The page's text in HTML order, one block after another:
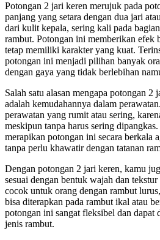
Potongan 2 jari keren merujuk pada
panjang yang setara dengan dua jari
dari kulit kepala, sering kali pada
rambut. Potongan ini memberikan efek
tetap memiliki karakter yang kuat.
potongan ini menjadi pilihan banyak
dengan gaya yang tidak berlebihan
Salah satu alasan mengapa potongan 2
adalah kemudahannya dalam
perawatan yang rumit atau sering,
meskipun tanpa harus sering
merapikan potongan ini secara berkala
tanpa perlu khawatir dengan tatanan
Dengan potongan 2 jari keren, kamu
sesuai dengan bentuk wajah dan
cocok untuk orang dengan rambut
bisa diterapkan pada rambut ikal atau
potongan ini sangat fleksibel dan dapat
jenis rambut.